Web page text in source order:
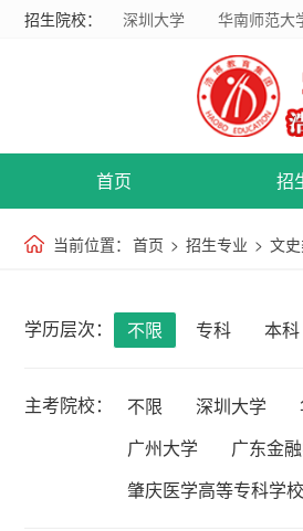
招生院校： 深圳大学 华南师范大
首页 招
当前位置： 首页 > 招生专业 > 文
学历层次： 不限 专科 本科
主考院校： 不限 深圳大学
广州大学
广东金
肇庆医学高等专科学校